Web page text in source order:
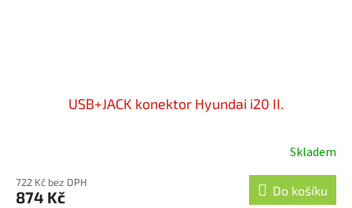
USB+JACK konektor Hyundai i20 II.
Skladem
722 Kč bez DPH
874 Kč Do košíku